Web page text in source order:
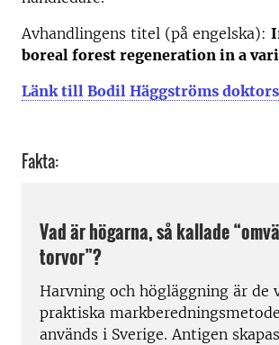
Avhandlingens titel (på engelska):
boreal forest regeneration in a
Länk till Bodil Häggströms
Fakta:
Vad är högarna, så kallade
torvor”?
Harvning och högläggning är de
praktiska
används i Sverige. Antigen